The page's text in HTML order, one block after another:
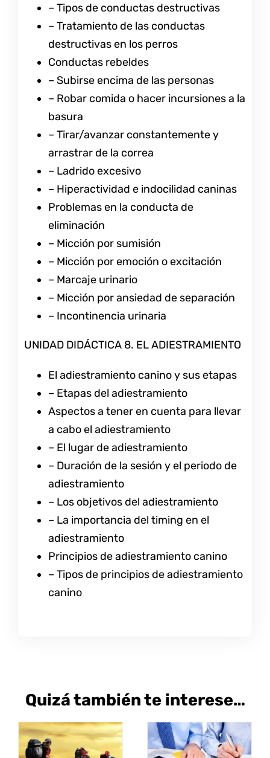
– Tipos de conductas destructivas
– Tratamiento de las conductas
destructivas en los perros
Conductas rebeldes
– Subirse encima de las personas
– Robar comida o hacer incursiones a la
basura
– Tirar/avanzar constantemente y
arrastrar de la correa
– Ladrido excesivo
– Hiperactividad e indocilidad caninas
Problemas en la conducta de
eliminación
– Micción por sumisión
– Micción por emoción o excitación
– Marcaje urinario
– Micción por ansiedad de separación
– Incontinencia urinaria
UNIDAD DIDÁCTICA 8. EL ADIESTRAMIENTO
El adiestramiento canino y sus etapas
– Etapas del adiestramiento
Aspectos a tener en cuenta para llevar
a cabo el adiestramiento
– El lugar de adiestramiento
– Duración de la sesión y el periodo de
adiestramiento
– Los objetivos del adiestramiento
– La importancia del timing en el
adiestramiento
Principios de adiestramiento canino
– Tipos de principios de adiestramiento
canino
Quizá también te interese…